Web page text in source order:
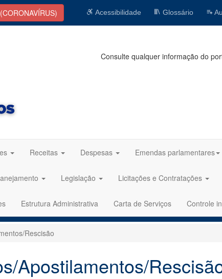
Acessibilidade Glossário
Consulte qualquer informação do
Receitas Despesas Emendas parlamentares
Legislação Licitações e Contratações
Estrutura Administrativa Carta de Serviços Controle
Rescisão
Apostilamentos/